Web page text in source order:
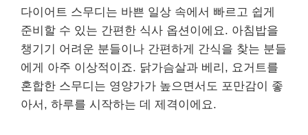
다이어트 스무디는 바쁜 일상 속에서 빠르고 쉽게
준비할 수 있는 간편한 식사 옵션이에요. 아침밥을
챙기기 어려운 분들이나 간편하게 간식을 찾는 분들
에게 아주 이상적이죠. 닭가슴살과 베리, 요거트를
혼합한 스무디는 영양가가 높으면서도 포만감이 좋
아서, 하루를 시작하는 데 제격이에요.